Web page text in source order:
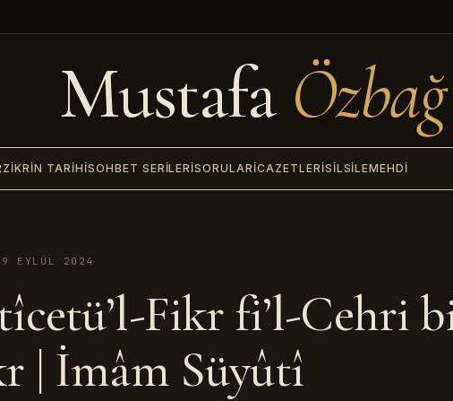
Mustafa Özbağ
ZIKRIN TARIHISOHBET SERILERISORULARİCAZETLERISILSILEMEHDI
EYLÜL 2024
Fikr fi’l-Cehri
| İmâm Süyûtî